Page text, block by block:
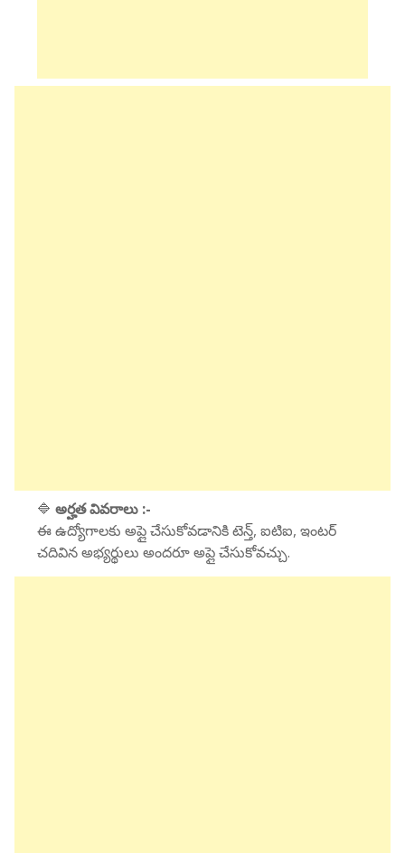
🔷 అర్హత వివరాలు :-
ఈ ఉద్యోగాలకు అప్లై చేసుకోవడానికి టెన్త్, ఐటిఐ, ఇంటర్
చదివిన అభ్యర్థులు అందరూ అప్లై చేసుకోవచ్చు.